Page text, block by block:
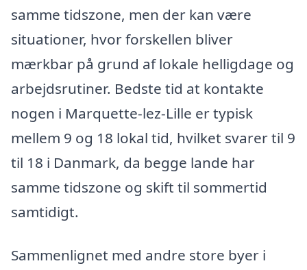
samme tidszone, men der kan være
situationer, hvor forskellen bliver
mærkbar på grund af lokale helligdage og
arbejdsrutiner. Bedste tid at kontakte
nogen i Marquette-lez-Lille er typisk
mellem 9 og 18 lokal tid, hvilket svarer til 9
til 18 i Danmark, da begge lande har
samme tidszone og skift til sommertid
samtidigt.
Sammenlignet med andre store byer i